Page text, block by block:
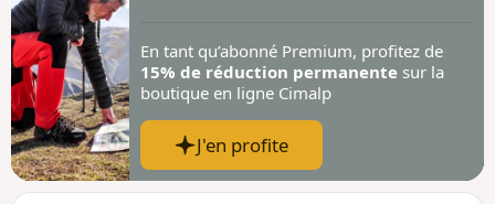
En tant qu’abonné Premium, profitez de
15% de réduction permanente sur la
boutique en ligne Cimalp
J'en profite